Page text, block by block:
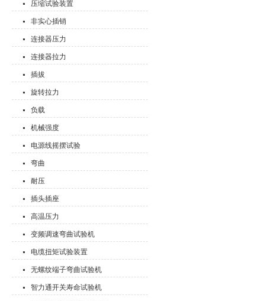
压缩试验装置
非实心插销
连接器压力
连接器拉力
插拔
旋转拉力
负载
机械强度
电源线摇摆试验
弯曲
耐压
插头插座
高温压力
变频调速弯曲试验机
电缆扭矩试验装置
无螺纹端子弯曲试验机
智力通开关寿命试验机